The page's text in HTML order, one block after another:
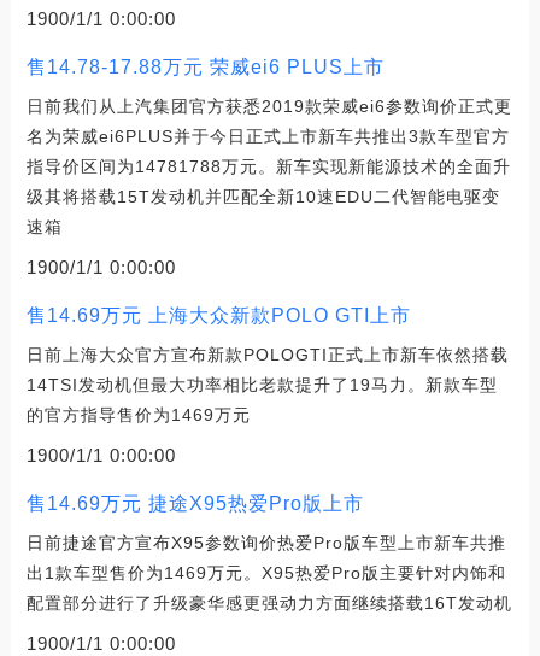
1900/1/1 0:00:00
售14.78-17.88万元 荣威ei6 PLUS上市
日前我们从上汽集团官方获悉2019款荣威ei6参数询价正式更
名为荣威ei6PLUS并于今日正式上市新车共推出3款车型官方
指导价区间为14781788万元。新车实现新能源技术的全面升
级其将搭载15T发动机并匹配全新10速EDU二代智能电驱变
速箱
1900/1/1 0:00:00
售14.69万元 上海大众新款POLO GTI上市
日前上海大众官方宣布新款POLOGTI正式上市新车依然搭载
14TSI发动机但最大功率相比老款提升了19马力。新款车型
的官方指导售价为1469万元
1900/1/1 0:00:00
售14.69万元 捷途X95热爱Pro版上市
日前捷途官方宣布X95参数询价热爱Pro版车型上市新车共推
出1款车型售价为1469万元。X95热爱Pro版主要针对内饰和
配置部分进行了升级豪华感更强动力方面继续搭载16T发动机
1900/1/1 0:00:00